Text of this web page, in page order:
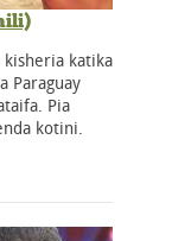
kisheria katika
Paraguay
Pia
kotini.